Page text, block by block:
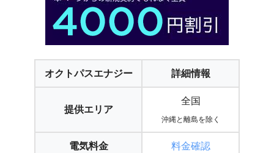
オクトパスエナジー 詳細情報
提供エリア
全国
沖縄と離島を除く
電気料金 料金確認